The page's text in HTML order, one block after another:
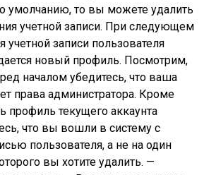
умолчанию, то вы можете удалить
учетной записи. При следующем
учетной записи пользователя
новый профиль. Посмотрим,
началом убедитесь, что ваша
права администратора. Кроме
профиль текущего аккаунта
что вы вошли в систему с
пользователя, а не на один
вы хотите удалить. —